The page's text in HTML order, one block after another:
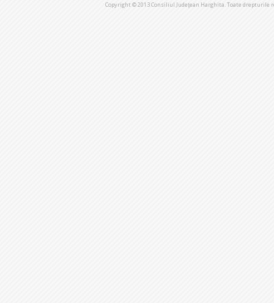
Copyright © 2013 Consiliul Judeţean Harghita. Toate drepturile